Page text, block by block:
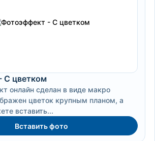
С цветком
онлайн сделан в виде макро
цветок крупным планом, а
вставить...
Вставить фото